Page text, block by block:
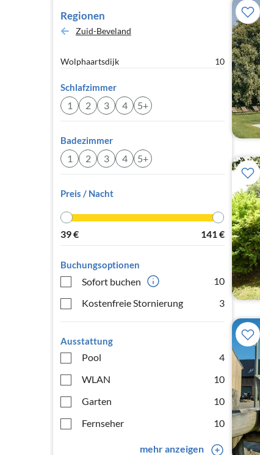
Regionen
Zuid-Beveland
Wolphaartsdijk 10
Schlafzimmer
1 2 3 4 5+
Badezimmer
1 2 3 4 5+
Preis / Nacht
39€ 141€
Buchungsoptionen
Sofort buchen
10
Kostenfreie Stornierung
3
Ausstattung
Pool
4
WLAN
10
Garten
10
Fernseher
10
mehr anzeigen